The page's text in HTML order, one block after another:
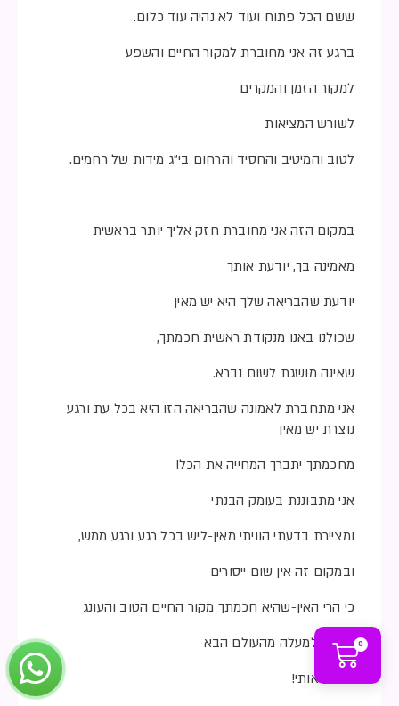
ששם הכל פתוח ועוד לא נהיה עוד כלום.
ברגע זה אני מחוברת למקור החיים והשפע
למקור הזמן והמקרים
לשורש המציאות
לטוב והמיטיב והחסיד והרחום בי”ג מידות של רחמים.
במקום הזה אני מחוברת חזק אליך יותר בראשית
מאמינה בך, יודעת אותך
יודעת שהבריאה שלך היא יש מאין
שכולנו באנו מנקודת ראשית חכמתך,
שאינה מושגת לשום נברא.
אני מתחברת לאמונה שהבריאה הזו היא בכל עת ורגע
נוצרת יש מאין
מחכמתך יתברך המחייה את הכל!
אני מתבוננת בעומק הבנתי
ומציירת בדעתי הוויתי מאין-ליש בכל רגע ורגע ממש,
ובמקום זה אין שום ייסורים
כי הרי האין-שהיא חכמתך מקור החיים הטוב והעונג
ועדן שלמעלה מהעולם הבא
מחיים אותי!
0